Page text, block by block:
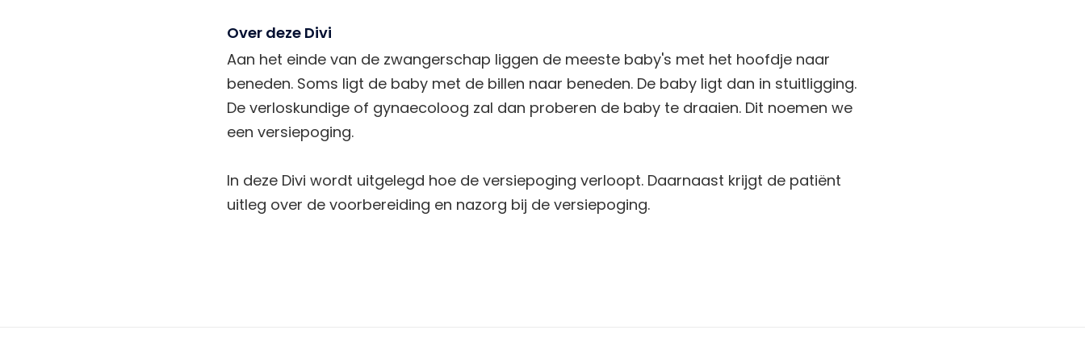
Over deze Divi
Aan het einde van de zwangerschap liggen de meeste baby's met het hoofdje naar
beneden. Soms ligt de baby met de billen naar beneden. De baby ligt dan in stuitligging.
De verloskundige of gynaecoloog zal dan proberen de baby te draaien. Dit noemen we
een versiepoging.
In deze Divi wordt uitgelegd hoe de versiepoging verloopt. Daarnaast krijgt de patiënt
uitleg over de voorbereiding en nazorg bij de versiepoging.